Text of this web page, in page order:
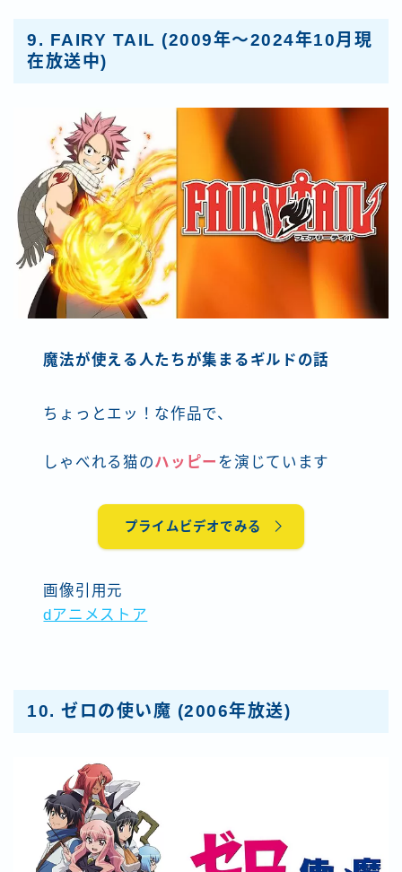
9. FAIRY TAIL (2009年～2024年10月現
在放送中)
魔法が使える人たちが集まるギルドの話
ちょっとエッ！な作品で、
しゃべれる猫のハッピー を演じています
プライムビデオでみる
画像引用元
dアニメストア
10. ゼロの使い魔 (2006年放送)